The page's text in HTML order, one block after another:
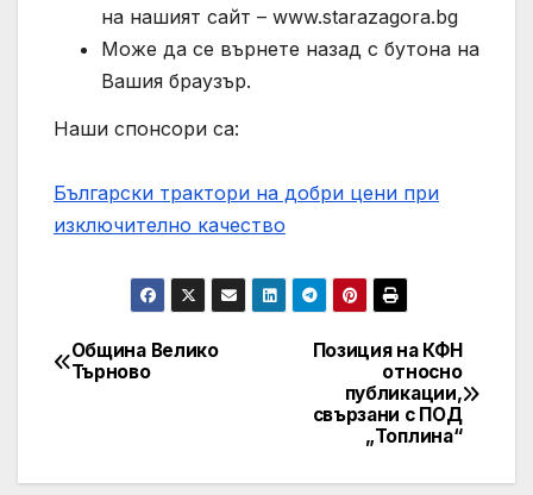
на нашият сайт – www.starazagora.bg
Може да се върнете назад с бутона на
Вашия браузър.
Наши спонсори са:
Български трактори на добри цени при
изключително качество
Post
Позиция на КФН
относно
публикации,
свързани с ПОД
„Топлина“
Община Велико
Търново